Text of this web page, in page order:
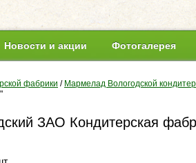
Новости и акции Фотогалерея
фабрики / Мармелад Вологодской
ЗАО Кондитерская